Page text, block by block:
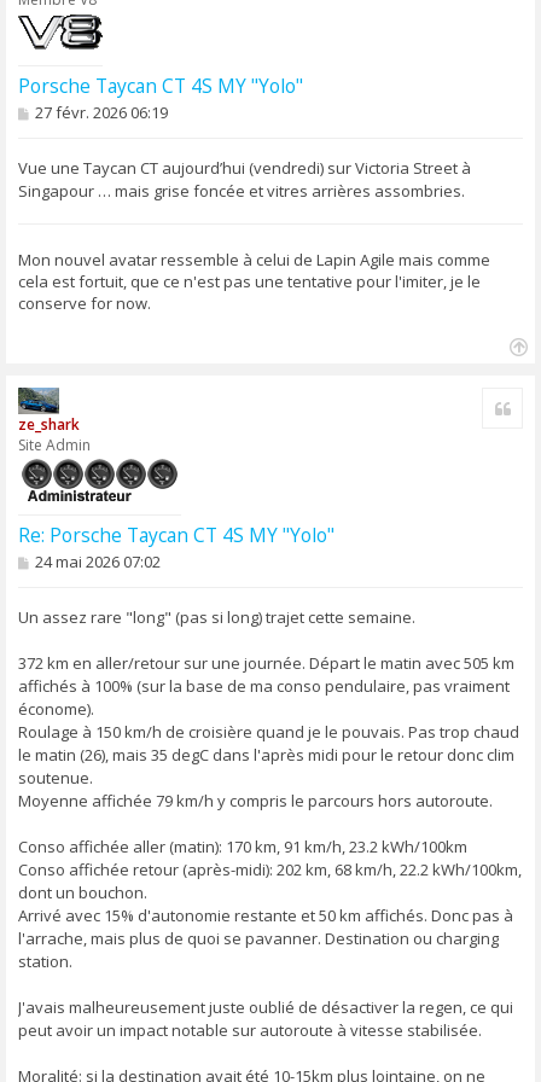
Porsche Taycan CT 4S MY "Yolo"
M
s
a
g
27 févr. 2026 06:19
Vue une Taycan CT aujourd’hui (vendredi) sur Victoria Street à
Singapour … mais grise foncée et vitres arrières assombries.
Mon nouvel avatar ressemble à celui de Lapin Agile mais comme
cela est fortuit, que ce n'est pas une tentative pour l'imiter, je le
conserve for now.
ze_shark
Site Admin
Re: Porsche Taycan CT 4S MY "Yolo"
M
s
e
24 mai 2026 07:02
Un assez rare "long" (pas si long) trajet cette semaine.
372 km en aller/retour sur une journée. Départ le matin avec 505 km
affichés à 100% (sur la base de ma conso pendulaire, pas vraiment
économe).
Roulage à 150 km/h de croisière quand je le pouvais. Pas trop chaud
le matin (26), mais 35 degC dans l'après midi pour le retour donc clim
soutenue.
Moyenne affichée 79 km/h y compris le parcours hors autoroute.
Conso affichée aller (matin): 170 km, 91 km/h, 23.2 kWh/100km
Conso affichée retour (après-midi): 202 km, 68 km/h, 22.2 kWh/100km,
dont un bouchon.
Arrivé avec 15% d'autonomie restante et 50 km affichés. Donc pas à
l'arrache, mais plus de quoi se pavanner. Destination ou charging
station.
J'avais malheureusement juste oublié de désactiver la regen, ce qui
peut avoir un impact notable sur autoroute à vitesse stabilisée.
Moralité: si la destination avait été 10-15km plus lointaine, on ne